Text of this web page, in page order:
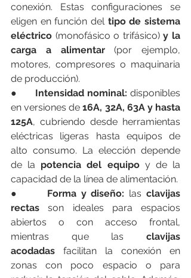
conexión. Estas configuraciones se
eligen en función del tipo de sistema
eléctrico (monofásico o trifásico) y la
carga a alimentar (por ejemplo,
motores, compresores o maquinaria
de producción).
● Intensidad nominal: disponibles
en versiones de 16A, 32A, 63A y hasta
125A, cubriendo desde herramientas
eléctricas ligeras hasta equipos de
alto consumo. La elección depende
de la potencia del equipo y de la
capacidad de la línea de alimentación.
● Forma y diseño: las clavijas
rectas son ideales para espacios
abiertos o con acceso frontal,
mientras que las clavijas
acodadas facilitan la conexión en
zonas con poco espacio o para